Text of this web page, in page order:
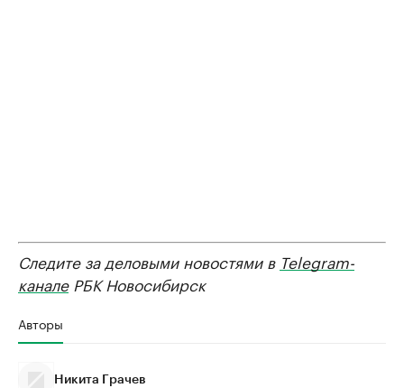
Следите за деловыми новостями в Telegram-
каналеРБК Новосибирск
Авторы
Никита Грачев